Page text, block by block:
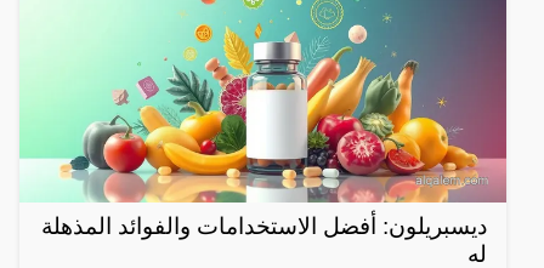
ديسبريلون: أفضل الاستخدامات والفوائد المذهلة
له